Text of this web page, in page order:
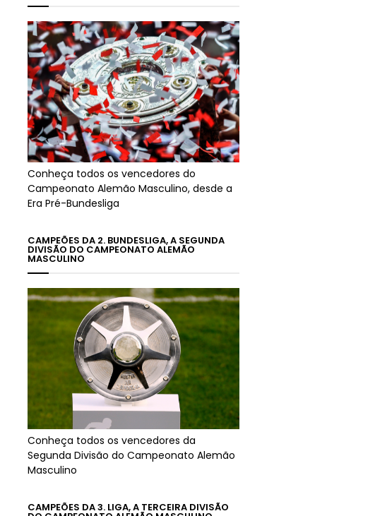
Conheça todos os vencedores do
Campeonato Alemão Masculino, desde a
Era Pré-Bundesliga
CAMPEÕES DA 2. BUNDESLIGA, A SEGUNDA
DIVISÃO DO CAMPEONATO ALEMÃO
MASCULINO
Conheça todos os vencedores da
Segunda Divisão do Campeonato Alemão
Masculino
CAMPEÕES DA 3. LIGA, A TERCEIRA DIVISÃO